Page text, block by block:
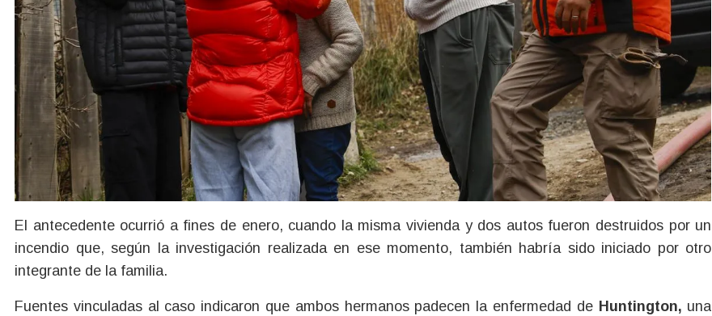
El antecedente ocurrió a fines de enero, cuando la misma vivienda y dos autos fueron destruidos por un
incendio que, según la investigación realizada en ese momento, también habría sido iniciado por otro
integrante de la familia.
Fuentes vinculadas al caso indicaron que ambos hermanos padecen la enfermedad de Huntington, una